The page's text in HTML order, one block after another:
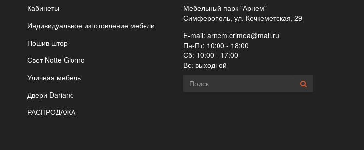
Кабинеты
Индивидуальное изготовление мебели
Пошив штор
Свет Notte Giorno
Уличная мебель
Двери Dariano
РАСПРОДАЖА
Мебельный парк "Арнем"
Симферополь, ул. Кечкеметская, 29
E-mail: arnem.crimea@mail.ru
Пн-Пт: 10:00 - 18:00
Сб: 10:00 - 17:00
Вс: выходной